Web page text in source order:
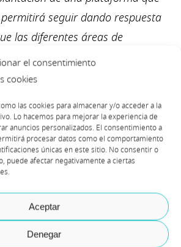
el consentimiento
cookies
las cookies para almacenar y/o acceder a la
Lo hacemos para mejorar la experiencia de
anuncios personalizados. El consentimiento a
procesar datos como el comportamiento
únicas en este sitio. No consentir o
puede afectar negativamente a ciertas
Aceptar
Denegar
seguir dando respuesta
las diferentes áreas de
requieran en un futuro.